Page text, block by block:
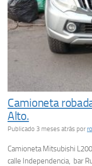
Camioneta
Alto.
Publicado 3 meses atrás por
Camioneta Mitsubishi
calle Independencia, bar